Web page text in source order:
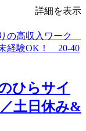
詳細を表示
ひらサイ
土日休み&